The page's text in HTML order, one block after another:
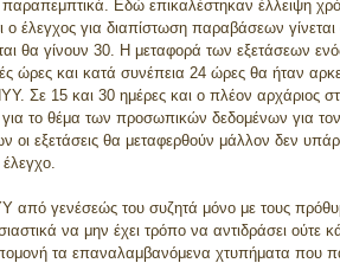
Εδώ επικαλέστηκαν έλλειψη
έλεγχος για διαπίστωση παραβάσεων γίνεται
θα γίνουν 30. Η μεταφορά των εξετάσεων
ώρες και κατά συνέπεια 24 ώρες θα ήταν
Σε 15 και 30 ημέρες και ο πλέον αρχάριος
το θέμα των προσωπικών δεδομένων για
οι εξετάσεις θα μεταφερθούν μάλλον δεν
γενέσεώς του συζητά μόνο με τους
να μην έχει τρόπο να αντιδράσει ούτε
τα επαναλαμβανόμενα χτυπήματα που